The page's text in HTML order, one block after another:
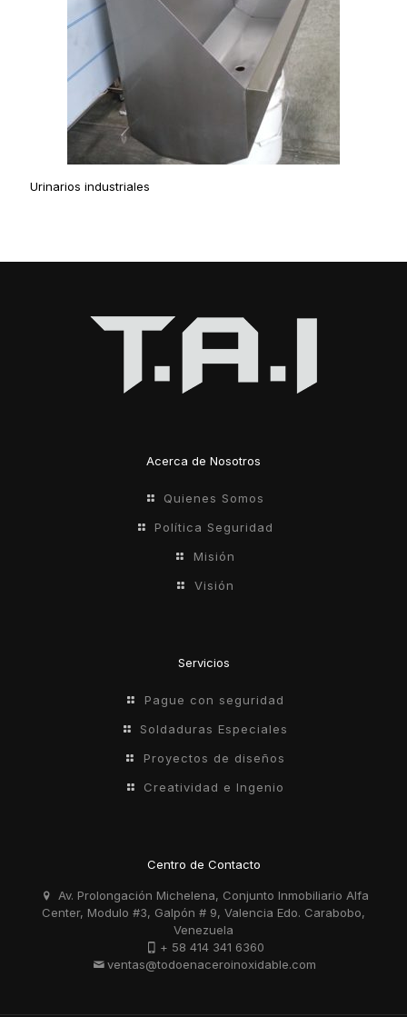
Urinarios industriales
Acerca de Nosotros
Quienes Somos
Política Seguridad
Misión
Visión
Servicios
Pague con seguridad
Soldaduras Especiales
Proyectos de diseños
Creatividad e Ingenio
Centro de Contacto
Av. Prolongación Michelena, Conjunto Inmobiliario Alfa
Center, Modulo #3, Galpón # 9, Valencia Edo. Carabobo,
Venezuela
+ 58 414 341 6360
ventas@todoenaceroinoxidable.com